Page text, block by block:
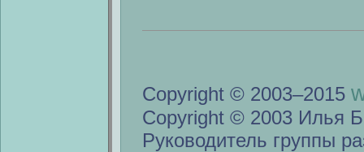
Copyright © 2003–2015
Copyright © 2003 Илья
Руководитель группы